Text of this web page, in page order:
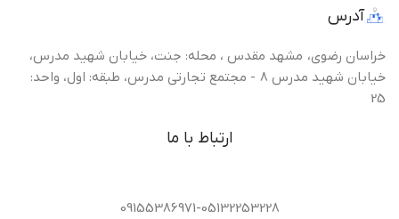
آدرس
خراسان رضوی، مشهد مقدس ، محله: جنت، خیابان شهید مدرس،
خیابان شهید مدرس 8 - مجتمع تجارتی مدرس، طبقه: اول، واحد:
25
ارتباط با ما
09155386971-05132253228